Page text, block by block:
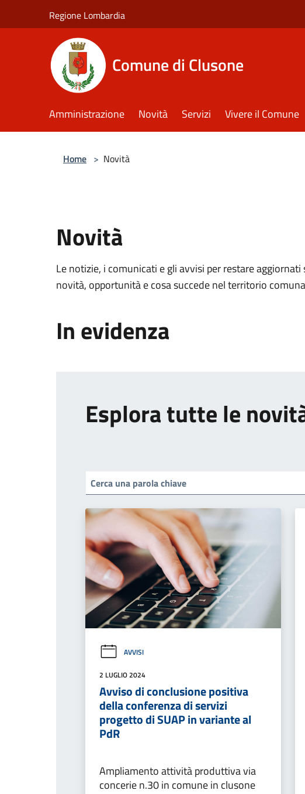
Regione Lombardia
Comune di Clusone
Amministrazione Novità Servizi Vivere il Comune
Home > Novità
Novità
Le notizie, i comunicati e gli avvisi per restare
novità, opportunità e cosa succede nel territorio
In evidenza
Esplora tutte le
AVVISI
2 LUGLIO 2024
Avviso di conclusione positiva
della conferenza di servizi
progetto di SUAP in variante al
PdR
Ampliamento attività produttiva via
concerie n.30 in comune in clusone